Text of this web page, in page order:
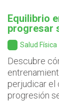
Equilibrio
progresar
Salud Física
Descubre
perjudicar el
progresión